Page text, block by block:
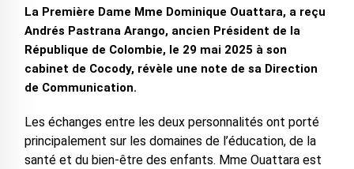
La Première Dame Mme Dominique Ouattara, a reçu
Andrés Pastrana Arango, ancien Président de la
République de Colombie, le 29 mai 2025 à son
cabinet de Cocody, révèle une note de sa Direction
de Communication.
Les échanges entre les deux personnalités ont porté
principalement sur les domaines de l’éducation, de la
santé et du bien-être des enfants. Mme Ouattara est